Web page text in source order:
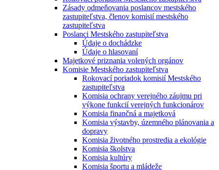
Zásady odmeňovania poslancov mestského
zastupiteľstva, členov komisií mestského
zastupiteľstva
Poslanci Mestského zastupiteľstva
Údaje o dochádzke
Údaje o hlasovaní
Majetkové priznania volených orgánov
Komisie Mestského zastupiteľstva
Rokovací poriadok komisií Mestského
zastupiteľstva
Komisia ochrany verejného záujmu pri
výkone funkcií verejných funkcionárov
Komisia finančná a majetková
Komisia výstavby, územného plánovania a
dopravy
Komisia životného prostredia a ekológie
Komisia školstva
Komisia kultúry
Komisia športu a mládeže